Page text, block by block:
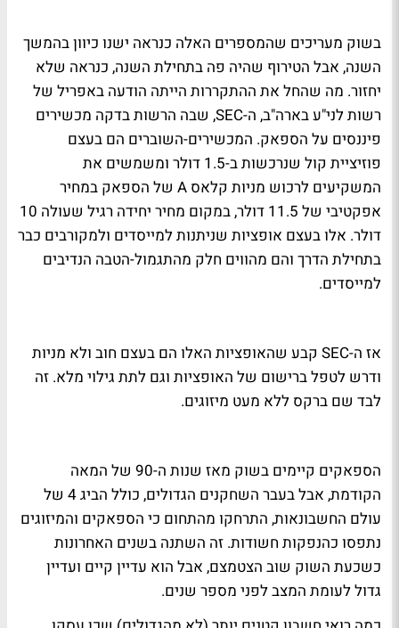
בשוק מעריכים שהמספרים האלה כנראה ישנו כיוון בהמשך
השנה, אבל הטירוף שהיה פה בתחילת השנה, כנראה שלא
יחזור. מה שהחל את ההתקררות הייתה הודעה באפריל של
רשות לני"ע בארה"ב, ה-SEC, שבה הרשות בדקה מכשירים
פיננסים על הספאק. המכשירים-השוברים הם בעצם
פוזיציית קול שנרכשות ב-1.5 דולר ומשמשים את
המשקיעים לרכוש מניות קלאס A של הספאק במחיר
אפקטיבי של 11.5 דולר, במקום מחיר יחידה רגיל שעולה 10
דולר. אלו בעצם אופציות שניתנות למייסדים ולמקורבים כבר
בתחילת הדרך והם מהווים חלק מהתגמול-הטבה הנדיבים
למייסדים.
אז ה-SEC קבע שהאופציות האלו הם בעצם חוב ולא מניות
ודרש לטפל ברישום של האופציות וגם לתת גילוי מלא. זה
לבד שם ברקס ללא מעט מיזוגים.
הספאקים קיימים בשוק מאז שנות ה-90 של המאה
הקודמת, אבל בעבר השחקנים הגדולים, כולל הביג 4 של
עולם החשבונאות, התרחקו מהתחום כי הספאקים והמיזוגים
נתפסו כהנפקות חשודות. זה השתנה בשנים האחרונות
כשכעת השוק שוב הצטמצם, אבל הוא עדיין קיים ועדיין
גדול לעומת המצב לפני מספר שנים.